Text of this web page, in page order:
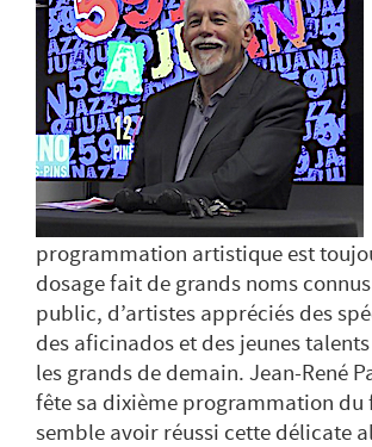
programmation artistique est
dosage fait de grands noms
public, d’artistes appréciés des
des aficinados et des jeunes
les grands de demain. Jean-René
fête sa dixième programmation du
semble avoir réussi cette délicate